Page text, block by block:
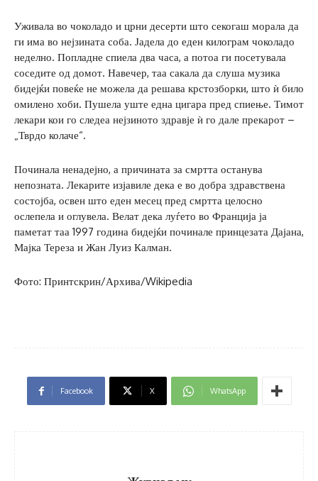
Уживала во чоколадо и црни десерти што секогаш морала да
ги има во нејзината соба. Јадела до еден килограм чоколадо
неделно. Попладне спиела два часа, а потоа ги посетувала
соседите од домот. Навечер, таа сакала да слуша музика
бидејќи повеќе не можела да решава крстозборки, што ѝ било
омилено хоби. Пушела уште една цигара пред спиење. Тимот
лекари кои го следеа нејзиното здравје ѝ го дале прекарот –
„Тврдо колаче“.
Починала ненадејно, а причината за смртта останува
непозната. Лекарите изјавиле дека е во добра здравствена
состојба, освен што еден месец пред смртта целосно
ослепела и оглувела. Велат дека луѓето во Франција ја
паметат таа 1997 година бидејќи починале принцезата Дајана,
Мајка Тереза и Жан Луиз Калман.
Фото: Принтскрин/Архива/Wikipedia
Facebook X WhatsApp